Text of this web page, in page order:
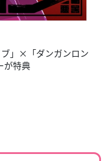
」×「ダンガンロン
が特典